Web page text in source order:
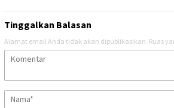
Tinggalkan Balasan
Alamat email Anda tidak akan dipublikasikan. Ruas